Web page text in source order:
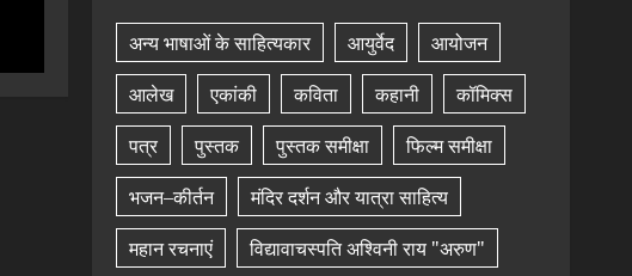
अन्य भाषाओं के साहित्यकार आयुर्वेद
आयोजन
आलेख
एकांकी कविता कहानी
कॉमिक्स
पत्र
पुस्तक पुस्तक समीक्षा
फिल्म समीक्षा
भजन–कीर्तन
मंदिर दर्शन और यात्रा साहित्य
महान रचनाएं
विद्यावाचस्पति अश्विनी राय "अरुण"